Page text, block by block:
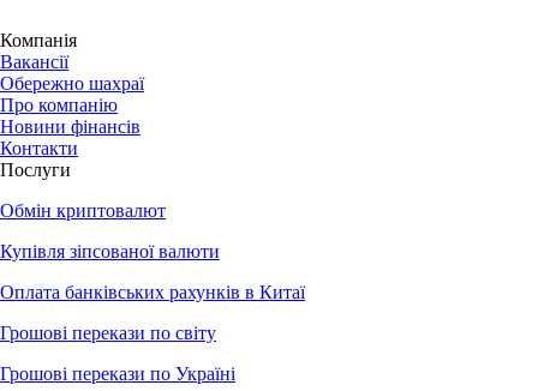
Компанія
Вакансії
Обережно шахраї
Про компанію
Новини фінансів
Контакти
Послуги
Обмін криптовалют
Купівля зіпсованої валюти
Оплата банківських рахунків в Китаї
Грошові перекази по світу
Грошові перекази по Україні